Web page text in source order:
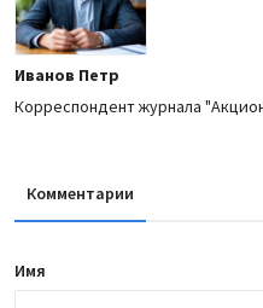
Иванов Петр
Корреспондент журнала
Комментарии
Имя